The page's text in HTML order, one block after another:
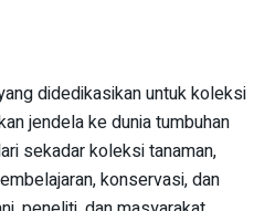
didedikasikan untuk koleksi
jendela ke dunia tumbuhan
sekadar koleksi tanaman,
konservasi, dan